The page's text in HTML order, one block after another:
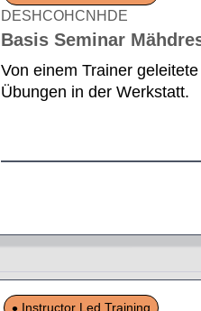
DESHCOHCNHDE
Basis Seminar
Von einem Trainer
Übungen in der Werkstatt.
Instructor Led Training